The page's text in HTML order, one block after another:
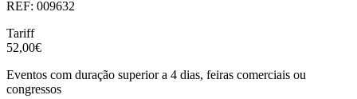
REF: 009632
Tariff
52,00€
Eventos com duração superior a 4 dias, feiras comerciais ou
congressos